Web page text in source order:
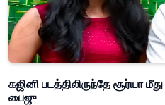
கஜினி படத்திலிருந்தே சூர்யா
பைஜு